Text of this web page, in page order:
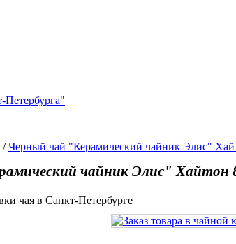
/Черный чай "Керамический чайник Элис"
чайник Элис" Хайтон